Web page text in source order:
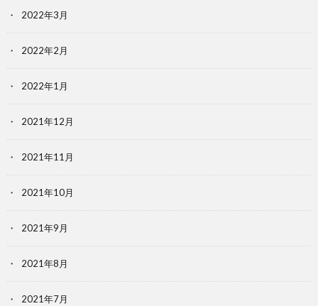
2022年3月
2022年2月
2022年1月
2021年12月
2021年11月
2021年10月
2021年9月
2021年8月
2021年7月